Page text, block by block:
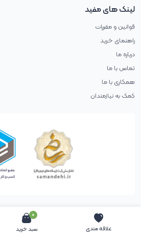
علاقه مندی
0
سبد خرید
لینک های مفید
قوانین و مقررات
راهنمای خرید
درباره ما
تماس با ما
همکاری با ما
کمک به نیازمندان
حقوق طراح محفوظ است (طراحی با